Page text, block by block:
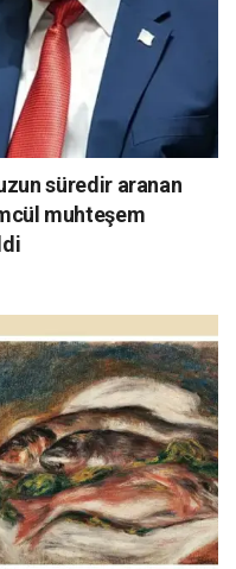
süredir aranan
muhteşem